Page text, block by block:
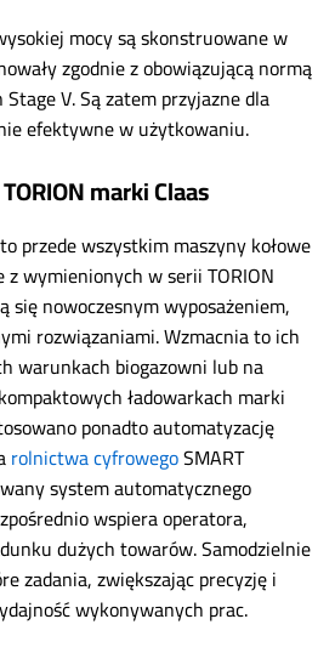
mocy są skonstruowane w
zgodnie z obowiązującą normą
V. Są zatem przyjazne dla
efektywne w użytkowaniu.
marki Claas
to przede wszystkim maszyny kołowe
wymienionych w serii TORION
nowoczesnym wyposażeniem,
rozwiązaniami. Wzmacnia to ich
warunkach biogazowni lub na
ładowarkach marki
ponadto automatyzację
rolnictwa cyfrowegoSMART
system automatycznego
wspiera operatora,
dużych towarów. Samodzielnie
zadania, zwiększając precyzję i
wykonywanych prac.